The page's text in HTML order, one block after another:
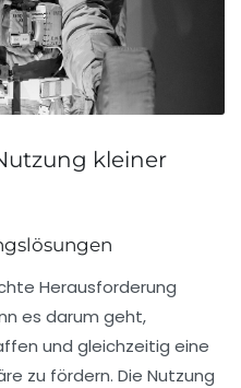
kleiner
Herausforderung
es darum geht,
und gleichzeitig eine
zu fördern. Die Nutzung